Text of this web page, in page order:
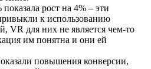
рост на 4% – эти
к использованию
VR для них не является чем-то
им понятна и они ей
повышения конверсии,